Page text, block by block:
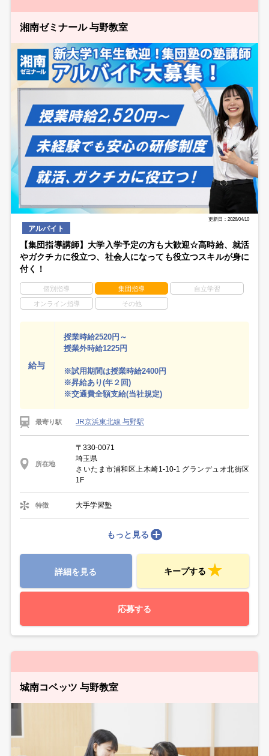
湘南ゼミナール 与野教室
更新日：2026/04/10
アルバイト
【集団指導講師】大学入学予定の方も大歓迎☆高時給、就活
やガクチカに役立つ、社会人になっても役立つスキルが身に
付く！
個別指導 集団指導 自立学習
オンライン指導 その他
給与
授業時給2520円～
授業外時給1225円
※試用期間は授業時給2400円
※昇給あり(年２回)
※交通費全額支給(当社規定)
最寄り駅 JR京浜東北線 与野駅
所在地
〒330-0071
埼玉県
さいたま市浦和区上木崎1-10-1 グランデュオ北街区
1F
特徴 大手学習塾
もっと見る
詳細を見る キープする
応募する
城南コベッツ 与野教室